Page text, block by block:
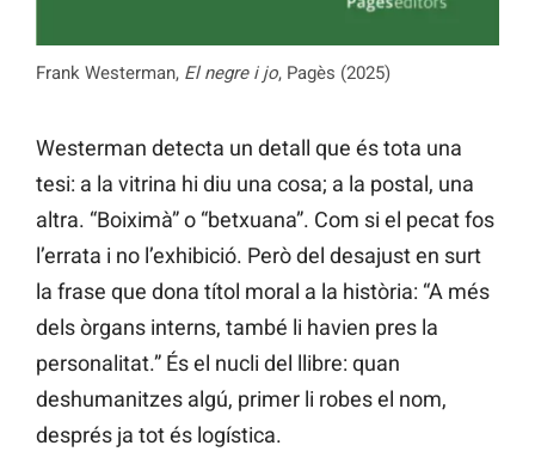
Frank Westerman, El negre i jo, Pagès (2025)
Westerman detecta un detall que és tota una
tesi: a la vitrina hi diu una cosa; a la postal, una
altra. “Boiximà” o “betxuana”. Com si el pecat fos
l’errata i no l’exhibició. Però del desajust en surt
la frase que dona títol moral a la història: “A més
dels òrgans interns, també li havien pres la
personalitat.” És el nucli del llibre: quan
deshumanitzes algú, primer li robes el nom,
després ja tot és logística.